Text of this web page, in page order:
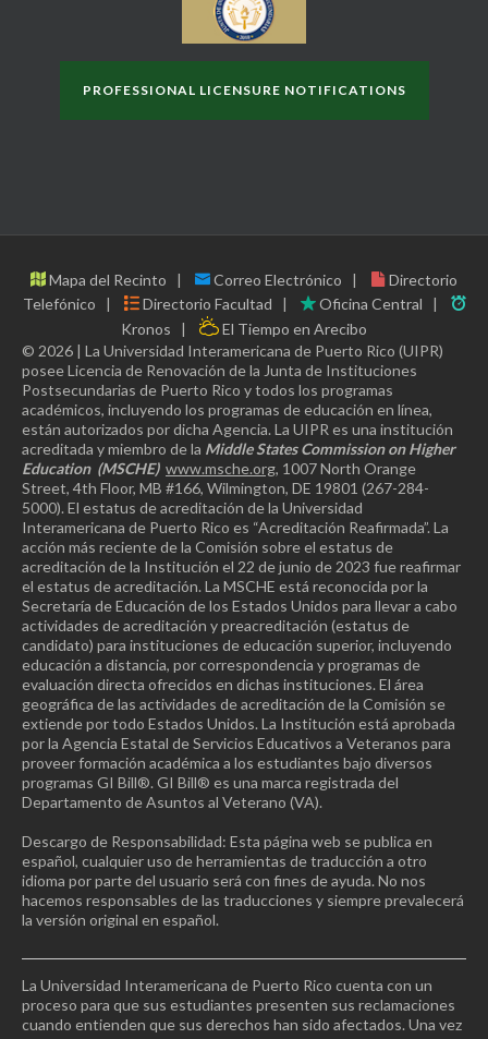
PROFESSIONAL LICENSURE NOTIFICATIONS
Mapa del Recinto Correo Electrónico
Directorio
Telefónico
Directorio Facultad
Oficina Central
Kronos
El Tiempo en Arecibo
© 2026 | La Universidad Interamericana de Puerto Rico (UIPR)
posee Licencia de Renovación de la Junta de Instituciones
Postsecundarias de Puerto Rico y todos los programas
académicos, incluyendo los programas de educación en línea,
están autorizados por dicha Agencia. La UIPR es una institución
acreditada y miembro de la Middle States Commission on Higher
Education (MSCHE) www.msche.org, 1007 North Orange
Street, 4th Floor, MB #166, Wilmington, DE 19801 (267-284-
5000). El estatus de acreditación de la Universidad
Interamericana de Puerto Rico es “Acreditación Reafirmada”. La
acción más reciente de la Comisión sobre el estatus de
acreditación de la Institución el 22 de junio de 2023 fue reafirmar
el estatus de acreditación. La MSCHE está reconocida por la
Secretaría de Educación de los Estados Unidos para llevar a cabo
actividades de acreditación y preacreditación (estatus de
candidato) para instituciones de educación superior, incluyendo
educación a distancia, por correspondencia y programas de
evaluación directa ofrecidos en dichas instituciones. El área
geográfica de las actividades de acreditación de la Comisión se
extiende por todo Estados Unidos. La Institución está aprobada
por la Agencia Estatal de Servicios Educativos a Veteranos para
proveer formación académica a los estudiantes bajo diversos
programas GI Bill®. GI Bill® es una marca registrada del
Departamento de Asuntos al Veterano (VA).
Descargo de Responsabilidad: Esta página web se publica en
español, cualquier uso de herramientas de traducción a otro
idioma por parte del usuario será con fines de ayuda. No nos
hacemos responsables de las traducciones y siempre prevalecerá
la versión original en español.
La Universidad Interamericana de Puerto Rico cuenta con un
proceso para que sus estudiantes presenten sus reclamaciones
cuando entienden que sus derechos han sido afectados. Una vez